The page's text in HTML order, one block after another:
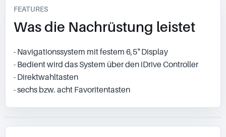
FEATURES
Was die Nachrüstung leistet
- Navigationssystem mit festem 6,5" Display
- Bedient wird das System über den iDrive Controller
- Direktwahltasten
- sechs bzw. acht Favoritentasten